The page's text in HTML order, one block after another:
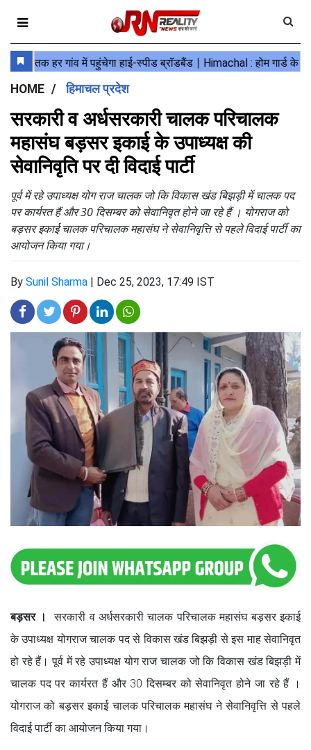
HOME हिमाचल प्रदेश
सरकारी व अर्धसरकारी चालक परिचालक
महासंघ बड़सर इकाई के उपाध्यक्ष की
सेवानिवृति पर दी विदाई पार्टी
पूर्व में रहे उपाध्यक्ष योग राज चालक जो कि विकास खंड बिझड़ी में चालक पद
पर कार्यरत हैं और 30 दिसम्बर को सेवानिवृत होने जा रहे हैं । योगराज को
बड़सर इकाई चालक परिचालक महासंघ ने सेवानिवृत्ति से पहले विदाई पार्टी का
आयोजन किया गया।
By Sunil Sharma | Dec 25, 2023, 17:49 IST
बड़सर ।
सरकारी व अर्धसरकारी चालक परिचालक महासंघ बड़सर इकाई
के उपाध्यक्ष योगराज चालक पद से विकास खंड बिझड़ी से इस माह सेवानिवृत
हो रहे हैं। पूर्व में रहे उपाध्यक्ष योग राज चालक जो कि विकास खंड बिझड़ी में
चालक पद पर कार्यरत हैं और 30 दिसम्बर को सेवानिवृत होने जा रहे हैं ।
योगराज को बड़सर इकाई चालक परिचालक महासंघ ने सेवानिवृत्ति से पहले
विदाई पार्टी का आयोजन किया गया।